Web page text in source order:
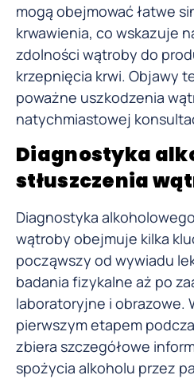
mogą obejmować łatwe
krwawienia, co wskazuje
zdolności wątroby do
krzepnięcia krwi. Objawy
poważne uszkodzenia
natychmiastowej
Diagnostyka
stłuszczenia
Diagnostyka
wątroby obejmuje kilka
począwszy od wywiadu
badania fizykalne aż po
laboratoryjne i obrazowe.
pierwszym etapem
zbiera szczegółowe
spożycia alkoholu przez